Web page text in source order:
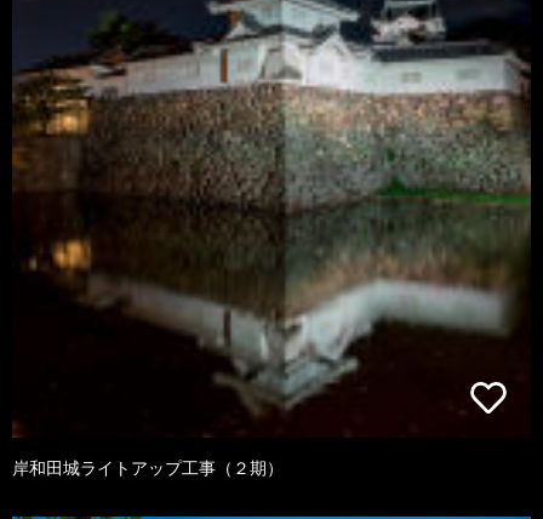
岸和田城ライトアップ工事（２期）